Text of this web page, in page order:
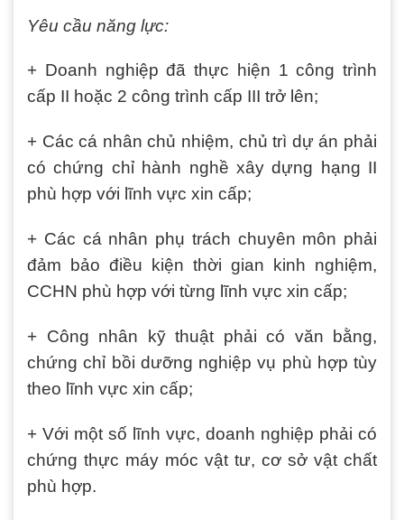
Yêu cầu năng lực:
+ Doanh nghiệp đã thực hiện 1 công trình
cấp II hoặc 2 công trình cấp III trở lên;
+ Các cá nhân chủ nhiệm, chủ trì dự án phải
có chứng chỉ hành nghề xây dựng hạng II
phù hợp với lĩnh vực xin cấp;
+ Các cá nhân phụ trách chuyên môn phải
đảm bảo điều kiện thời gian kinh nghiệm,
CCHN phù hợp với từng lĩnh vực xin cấp;
+ Công nhân kỹ thuật phải có văn bằng,
chứng chỉ bồi dưỡng nghiệp vụ phù hợp tùy
theo lĩnh vực xin cấp;
+ Với một số lĩnh vực, doanh nghiệp phải có
chứng thực máy móc vật tư, cơ sở vật chất
phù hợp.